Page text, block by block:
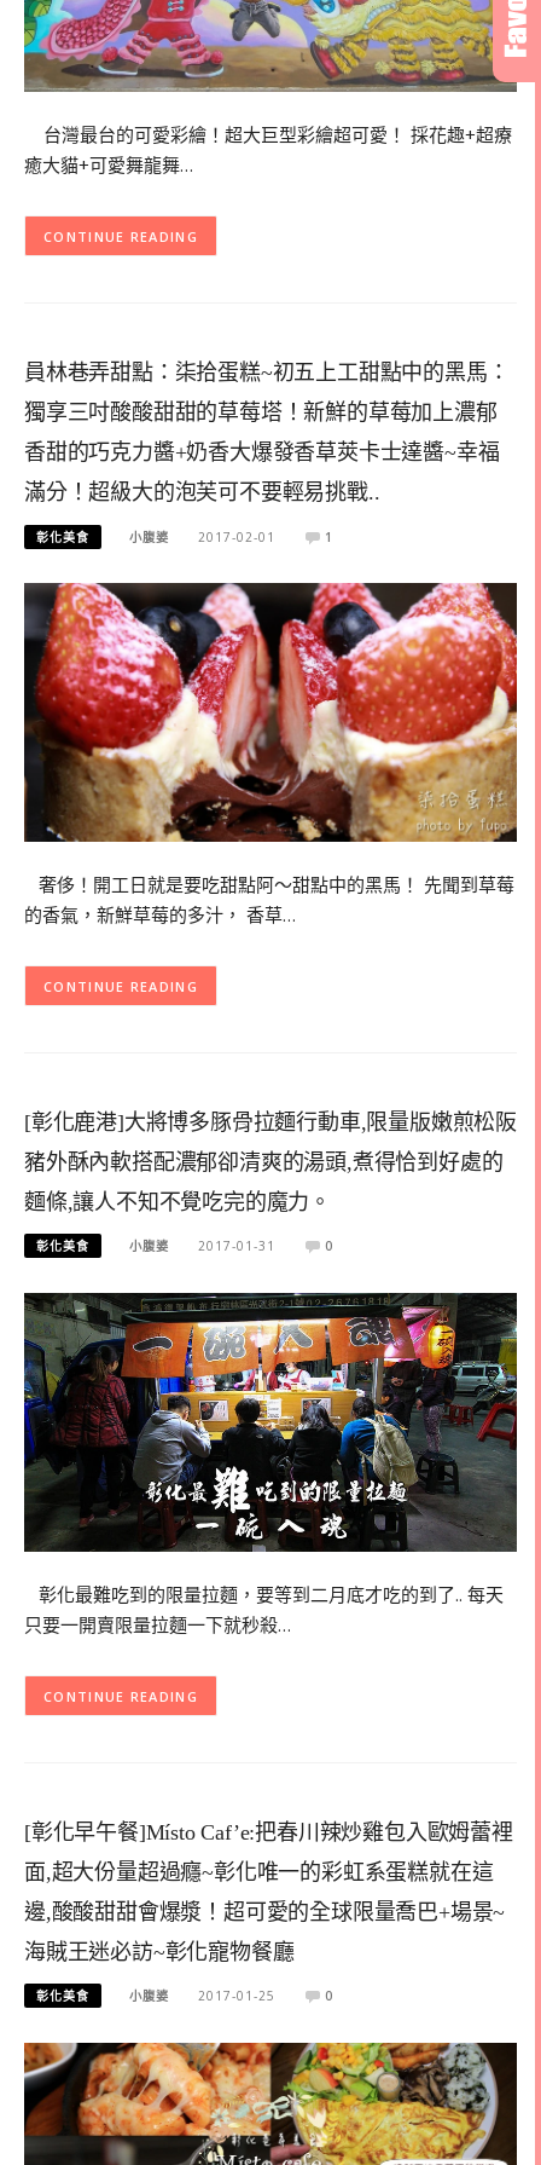
台灣最台的可愛彩繪！超大巨型彩繪超可愛！ 採花趣+超療
癒大貓+可愛舞龍舞…
CONTINUE READING
員林巷弄甜點：柒拾蛋糕~初五上工甜點中的黑馬：
獨享三吋酸酸甜甜的草莓塔！新鮮的草莓加上濃郁
香甜的巧克力醬+奶香大爆發香草莢卡士達醬~幸福
滿分！超級大的泡芙可不要輕易挑戰..
彰化美食 小腹婆 2017-02-01 1
奢侈！開工日就是要吃甜點阿～甜點中的黑馬！ 先聞到草莓
的香氣，新鮮草莓的多汁， 香草…
CONTINUE READING
[彰化鹿港]大將博多豚骨拉麵行動車,限量版嫩煎松阪
豬外酥內軟搭配濃郁卻清爽的湯頭,煮得恰到好處的
麵條,讓人不知不覺吃完的魔力。
彰化美食 小腹婆 2017-01-31 0
彰化最難吃到的限量拉麵，要等到二月底才吃的到了.. 每天
只要一開賣限量拉麵一下就秒殺…
CONTINUE READING
[彰化早午餐]Místo Caf’e:把春川辣炒雞包入歐姆蕾裡
面,超大份量超過癮~彰化唯一的彩虹系蛋糕就在這
邊,酸酸甜甜會爆漿！超可愛的全球限量喬巴+場景~
海賊王迷必訪~彰化寵物餐廳
彰化美食 小腹婆 2017-01-25 0